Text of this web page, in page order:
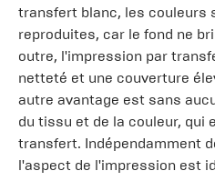
transfert blanc, les couleurs
reproduites, car le fond ne
outre, l'impression par
netteté et une couverture
autre avantage est sans
du tissu et de la couleur, qui
transfert. Indépendamment
l'aspect de l'impression est